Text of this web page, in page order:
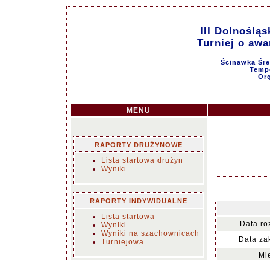
III
Turniej o
Ścinawka
MENU
RAPORTY DRUŻYNOWE
Lista startowa drużyn
Wyniki
RAPORTY INDYWIDUALNE
Lista startowa
Wyniki
Wyniki na szachownicach
Turniejowa
Data
Data